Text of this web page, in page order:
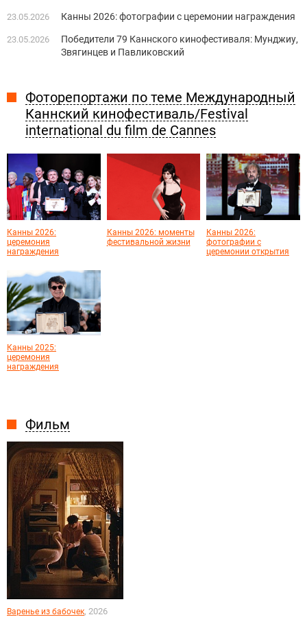
Фильм
Варенье из бабочек, 2026
23.05.2026 Канны 2026: фотографии с церемонии награждения
23.05.2026
Победители 79 Каннского кинофестиваля: Мунджиу,
Звягинцев и Павликовский
Фоторепортажи по теме Международный
Каннский кинофестиваль/Festival
international du film de Cannes
Канны 2026:
церемония
награждения
Канны 2026: моменты
фестивальной жизни
Канны 2026:
фотографии с
церемонии открытия
Канны 2025:
церемония
награждения